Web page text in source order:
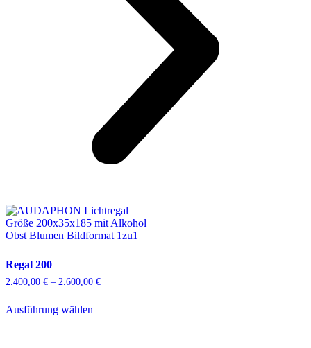
Regal 200
2.400,00 € – 2.600,00 €Preisspanne:
Ausführung wählenProdukt